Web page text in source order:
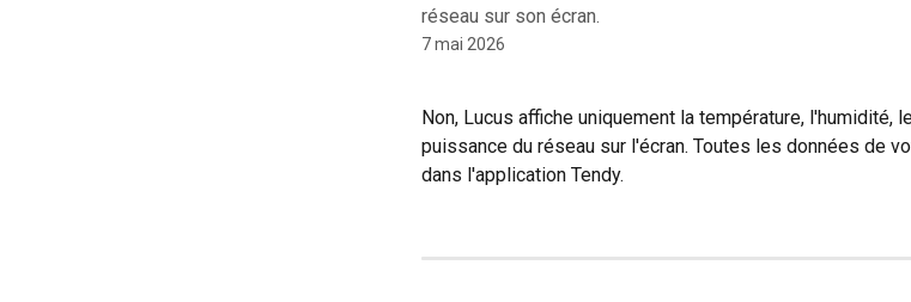
réseau sur son écran.
7 mai 2026
Non, Lucus affiche uniquement la température, l'humidité,
puissance du réseau sur l'écran. Toutes les données de
dans l'application Tendy.